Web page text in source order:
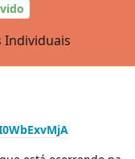
Individuais